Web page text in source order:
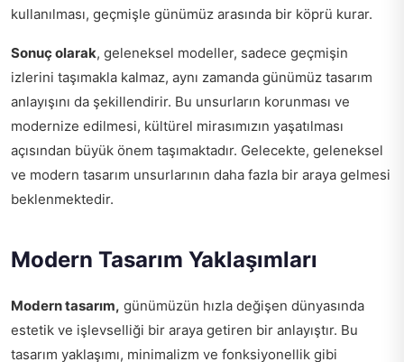
kullanılması, geçmişle günümüz arasında bir köprü kurar.
Sonuç olarak, geleneksel modeller, sadece geçmişin
izlerini taşımakla kalmaz, aynı zamanda günümüz tasarım
anlayışını da şekillendirir. Bu unsurların korunması ve
modernize edilmesi, kültürel mirasımızın yaşatılması
açısından büyük önem taşımaktadır. Gelecekte, geleneksel
ve modern tasarım unsurlarının daha fazla bir araya gelmesi
beklenmektedir.
Modern Tasarım Yaklaşımları
Modern tasarım, günümüzün hızla değişen dünyasında
estetik ve işlevselliği bir araya getiren bir anlayıştır. Bu
tasarım yaklaşımı, minimalizm ve fonksiyonellik gibi